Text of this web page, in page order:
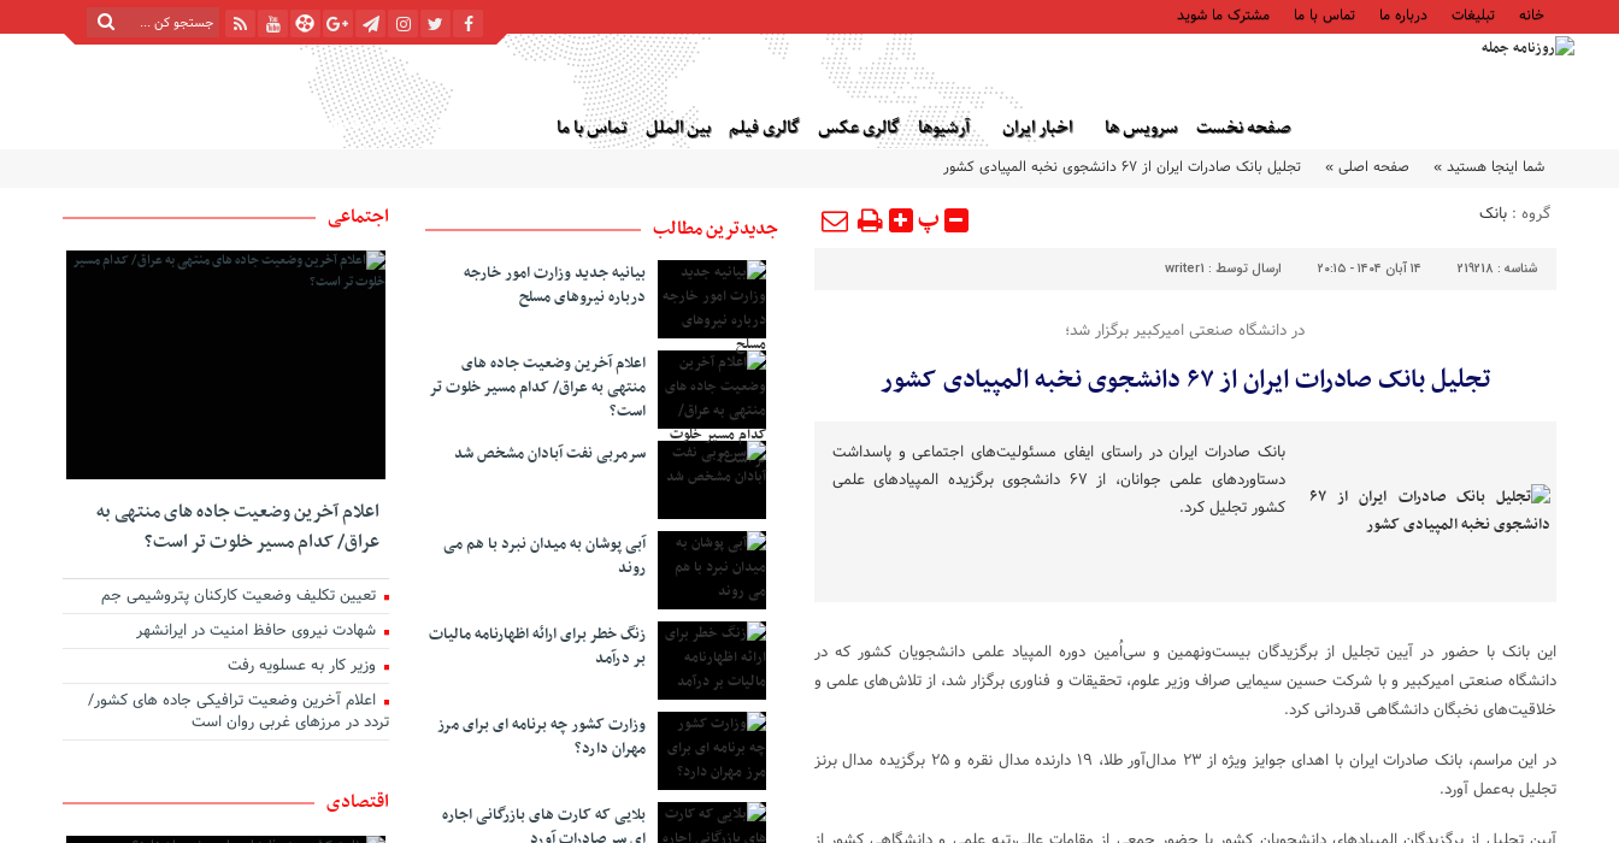
خانه تبلیغات درباره ما تماس با ما مشترک ما شوید
صفحه نخست سرویس ها اخبار ایران آرشیوها گالری عکس گالری فیلم بین الملل تماس با ما پنج شنبه, ۱۵ مرداد , ۱۴۰۵ | 22 صفر 1448
شما اینجا هستید » صفحه اصلی » تجلیل بانک صادرات ایران از ۶۷ دانشجوی نخبه المپیادی کشور
گروه : بانک پ
شناسه : 219218 ۱۴ آبان ۱۴۰۴ - ۲۰:۱۵ ارسال توسط : writer1
در دانشگاه صنعتی امیرکبیر برگزار شد؛
تجلیل بانک صادرات ایران از ۶۷ دانشجوی نخبه المپیادی کشور
​بانک صادرات ایران در راستای ایفای مسئولیت‌های اجتماعی و پاسداشت
دستاوردهای علمی جوانان، از ۶۷ دانشجوی برگزیده المپیادهای علمی
کشور تجلیل کرد.
این بانک با حضور در آیین تجلیل از برگزیدگان بیست‌ونهمین و سی‌اُمین دوره المپیاد علمی دانشجویان کشور که در
دانشگاه صنعتی امیرکبیر و با شرکت حسین سیمایی صراف وزیر علوم، تحقیقات و فناوری برگزار شد، از تلاش‌های علمی و
خلاقیت‌های نخبگان دانشگاهی قدردانی کرد.
در این مراسم، بانک صادرات ایران با اهدای جوایز ویژه از ۲۳ مدال‌آور طلا، ۱۹ دارنده مدال نقره و ۲۵ برگزیده مدال برنز
تجلیل به‌عمل آورد.
جدیدترین مطالب
بیانیه جدید وزارت امور خارجه
درباره نیروهای مسلح
اعلام آخرین وضعیت جاده های
منتهی به عراق/ کدام مسیر خلوت تر
است؟
سرمربی نفت آبادان مشخص شد
آبی پوشان به میدان نبرد با هم می
روند
زنگ خطر برای ارائه اظهارنامه مالیات
بر درآمد
وزارت کشور چه برنامه ای برای مرز
مهران دارد؟
بلایی که کارت های بازرگانی اجاره
اجتماعی
اعلام آخرین وضعیت جاده های منتهی به
عراق/ کدام مسیر خلوت تر است؟
تعیین تکلیف وضعیت کارکنان پتروشیمی جم
شهادت نیروی حافظ امنیت در ایرانشهر
وزیر کار به عسلویه رفت
اعلام آخرین وضعیت ترافیکی جاده های کشور/
تردد در مرزهای غربی روان است
اقتصادی